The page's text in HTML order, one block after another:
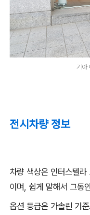
기아
전시차량 정보
차량 색상은 인터스텔
이며, 쉽게 말해서 그동
옵션 등급은 가솔린 기